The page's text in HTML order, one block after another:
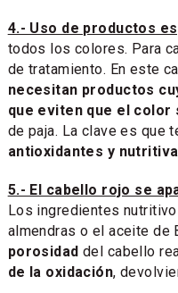
4.- Uso de productos
todos los colores. Para
de tratamiento. En este
necesitan productos
que eviten que el color
de paja. La clave es que
antioxidantes y
5.- El cabello rojo se
Los ingredientes
almendras o el aceite de
porosidad del cabello
de la oxidación,